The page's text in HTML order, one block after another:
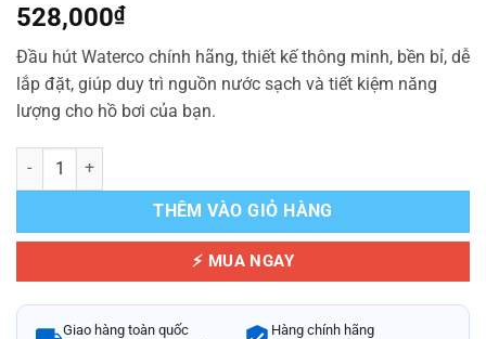
528,000₫
Đầu hút Waterco chính hãng, thiết kế thông minh, bền bỉ, dễ
lắp đặt, giúp duy trì nguồn nước sạch và tiết kiệm năng
lượng cho hồ bơi của bạn.
Đầu Hút Nước Chính Hãng Waterco Tiết Kiệm Năng Lượng số lượng
THÊM VÀO GIỎ HÀNG
⚡ MUA NGAY
Giao hàng toàn quốc Hàng chính hãng